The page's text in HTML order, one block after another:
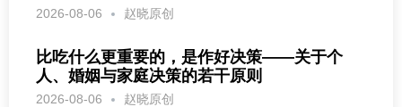
2026-08-06 赵晓原创
比吃什么更重要的，是作好决策——关于个
人、婚姻与家庭决策的若干原则
2026-08-06 赵晓原创